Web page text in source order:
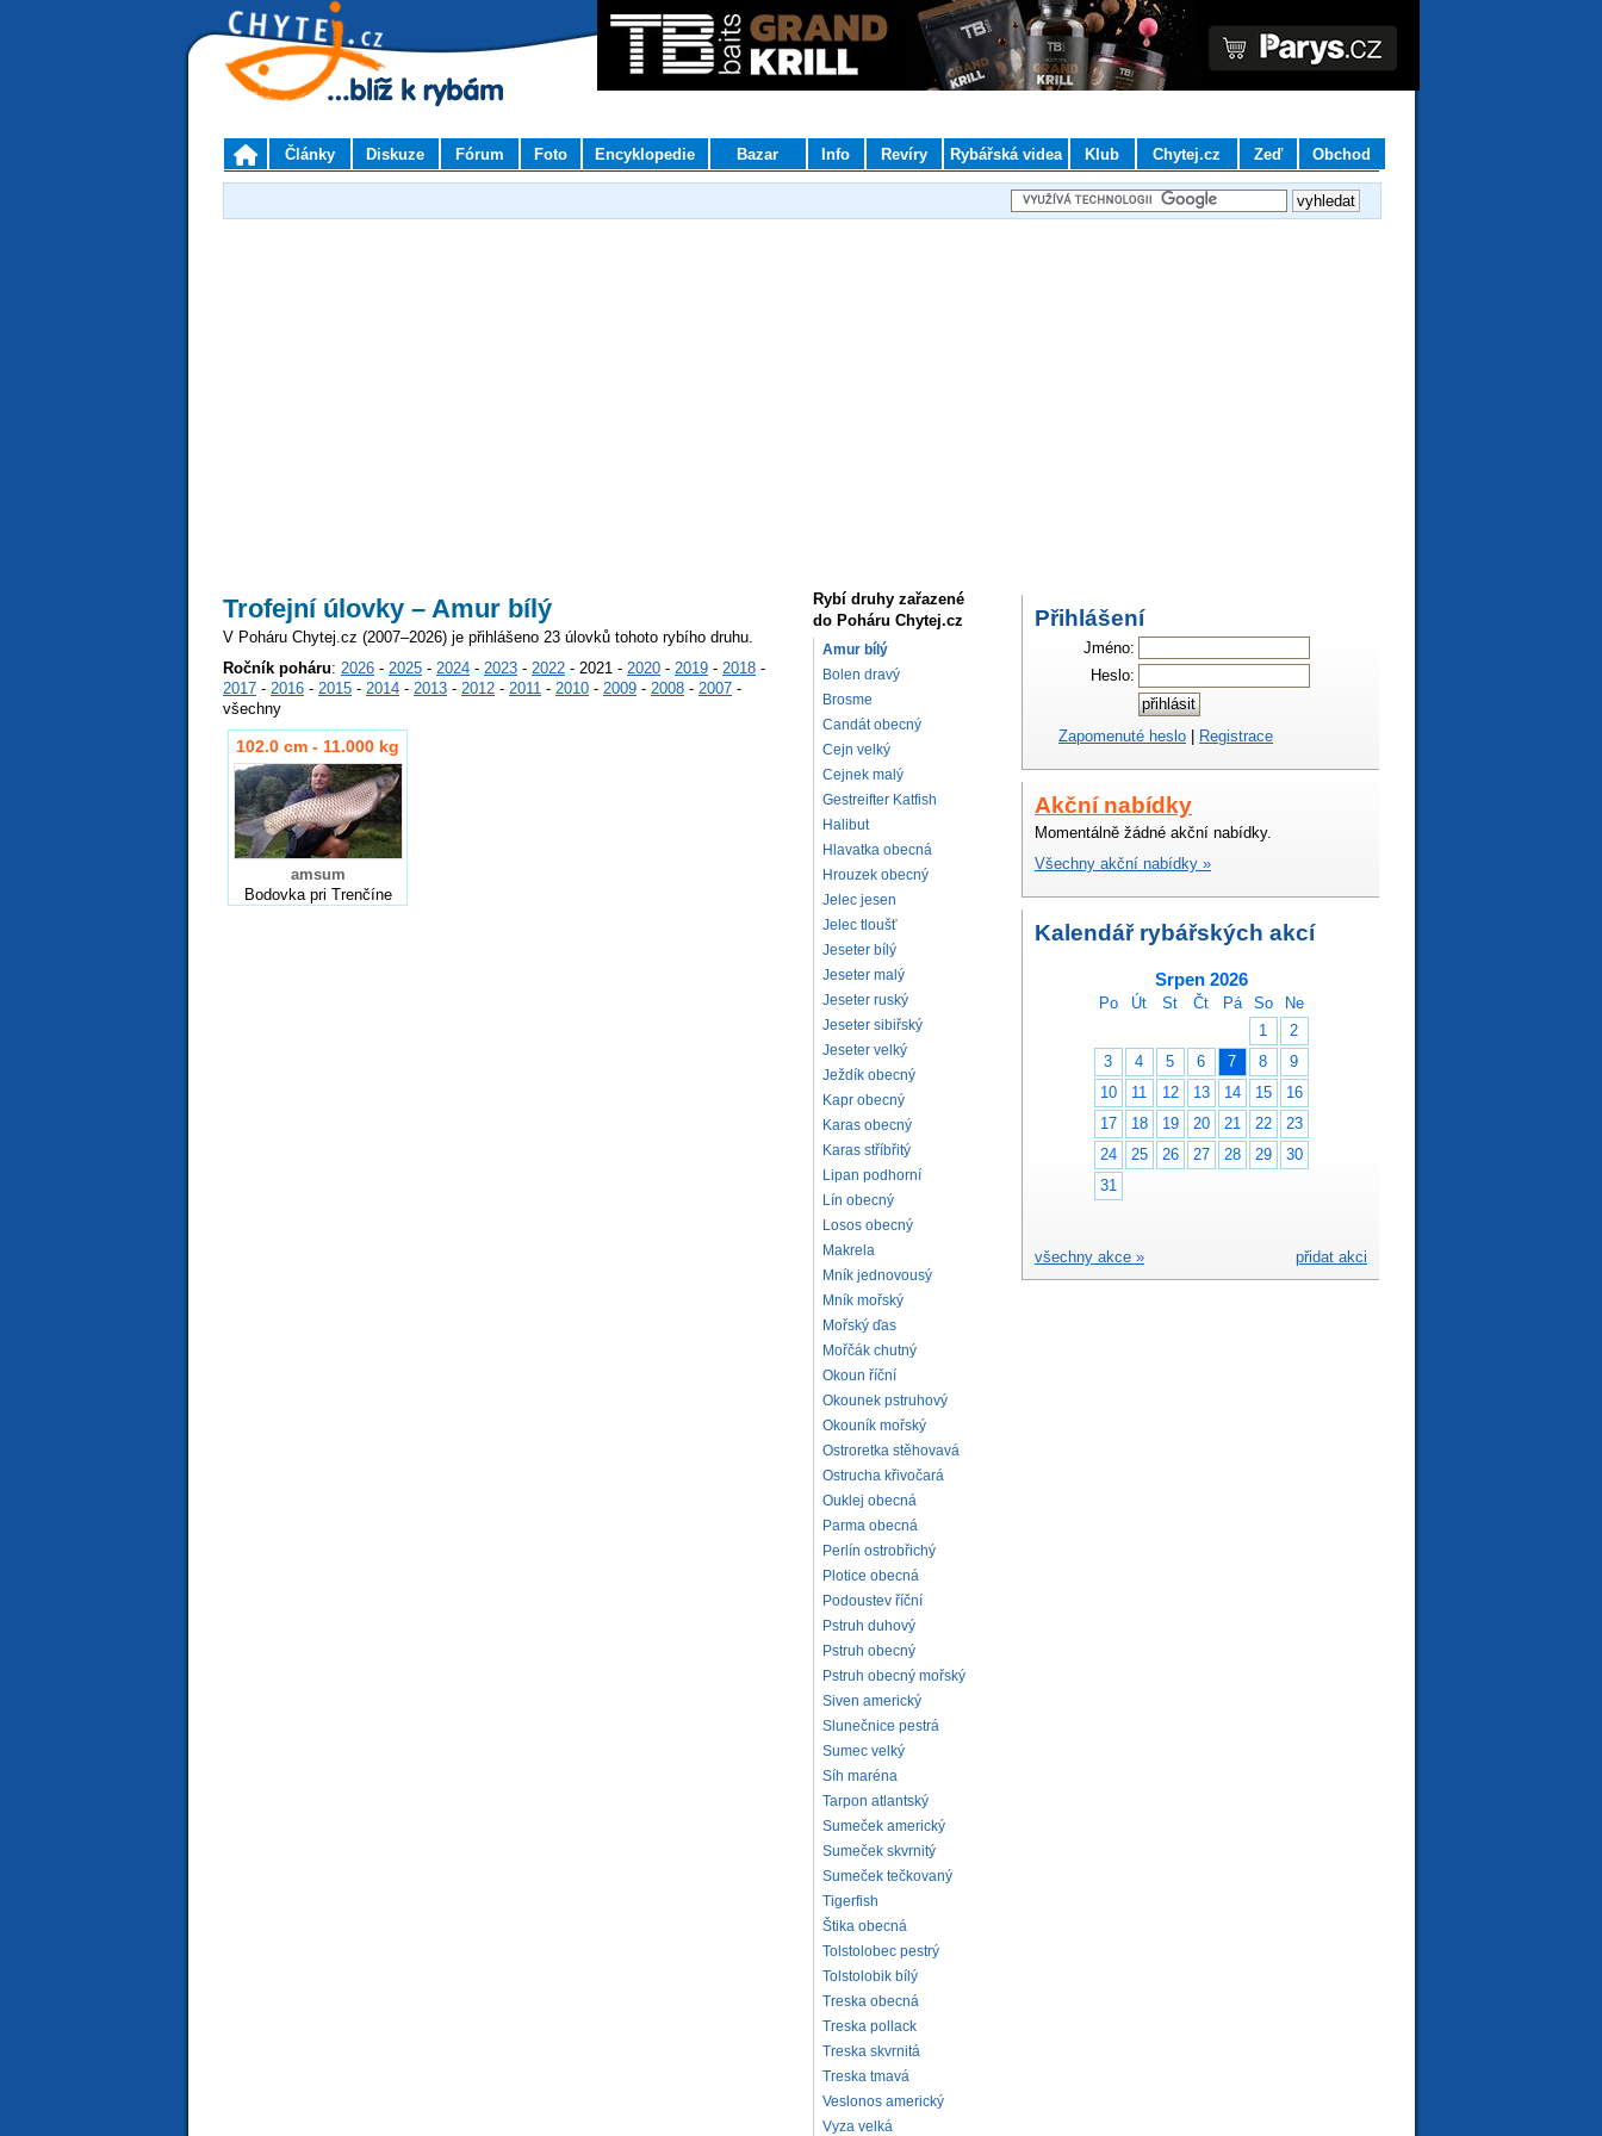
Články Diskuze Fórum Foto Encyklopedie Bazar Info Revíry Rybářská videa Klub Chytej.cz Zeď Obchod
Trofejní úlovky – Amur bílý
V Poháru Chytej.cz (2007–2026) je přihlášeno 23 úlovků tohoto rybího druhu.
Ročník poháru: 2026 - 2025 - 2024 - 2023 - 2022 - 2021 - 2020 - 2019 - 2018 -
2017 - 2016 - 2015 - 2014 - 2013 - 2012 - 2011 - 2010 - 2009 - 2008 - 2007 -
všechny
102.0 cm - 11.000 kg
amsum
Bodovka pri Trenčíne
Rybí druhy zařazené
do Poháru Chytej.cz
Amur bílý
Bolen dravý
Brosme
Candát obecný
Cejn velký
Cejnek malý
Gestreifter Katfish
Halibut
Hlavatka obecná
Hrouzek obecný
Jelec jesen
Jelec tloušť
Jeseter bílý
Jeseter malý
Jeseter ruský
Jeseter sibiřský
Jeseter velký
Ježdík obecný
Kapr obecný
Karas obecný
Karas stříbřitý
Lipan podhorní
Lín obecný
Losos obecný
Makrela
Mník jednovousý
Mník mořský
Mořský ďas
Mořčák chutný
Okoun říční
Okounek pstruhový
Okouník mořský
Ostroretka stěhovavá
Ostrucha křivočará
Ouklej obecná
Parma obecná
Perlín ostrobřichý
Plotice obecná
Podoustev říční
Pstruh duhový
Pstruh obecný
Pstruh obecný mořský
Siven americký
Slunečnice pestrá
Sumec velký
Síh maréna
Tarpon atlantský
Sumeček americký
Sumeček skvrnitý
Sumeček tečkovaný
Tigerfish
Štika obecná
Tolstolobec pestrý
Tolstolobik bílý
Treska obecná
Treska pollack
Treska skvrnitá
Treska tmavá
Veslonos americký
Vyza velká
Přihlášení
Jméno:
Heslo:
Zapomenuté heslo | Registrace
Akční nabídky
Momentálně žádné akční nabídky.
Všechny akční nabídky »
Kalendář rybářských akcí
Srpen 2026
Po Út St Čt Pá So
Ne
1
2
3
4 5 6 7 8
9
10
11 12 13 14 15
16
17
18 19 20 21 22
23
24
25 26 27 28 29
30
31
přidat akci
všechny akce »